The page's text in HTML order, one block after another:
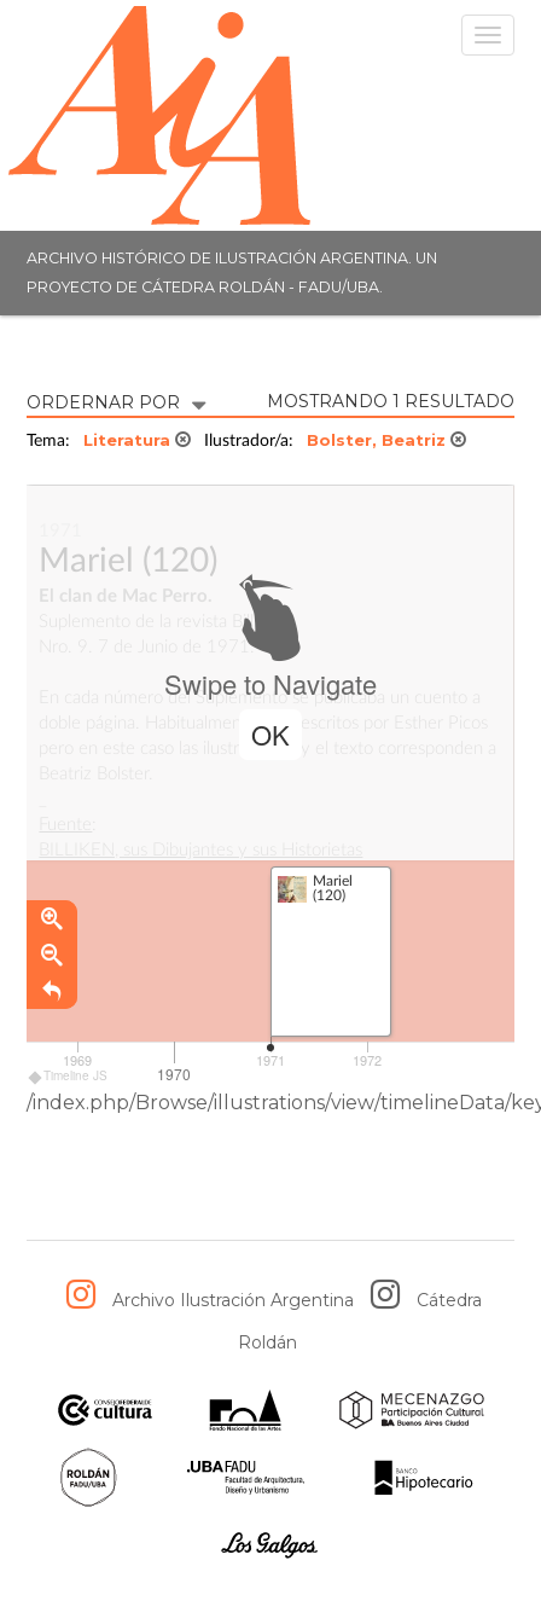
ARCHIVO HISTÓRICO DE ILUSTRACIÓN ARGENTINA. UN
PROYECTO DE CÁTEDRA ROLDÁN - FADU/UBA.
ORDERNAR POR MOSTRANDO 1 RESULTADO
Tema: Literatura Ilustrador/a: Bolster, Beatriz
Mariel (120)
El clan de Mac Perro.
Suplemento de la revista Billiken.
Nro. 9. 7 de Junio de 1971.
En cada número del Suplemento se publicaba un cuento a
doble página. Habitualmente eran escritos por Esther Picos
pero en este caso las ilustraciones y el texto corresponden a
Swipe to Navigate
OK
Timeline JS
Mariel
(120)
1970
1969 1971 1972
/index.php/Browse/illustrations/view/timelineData/
Archivo Ilustración Argentina
Cátedra
Roldán